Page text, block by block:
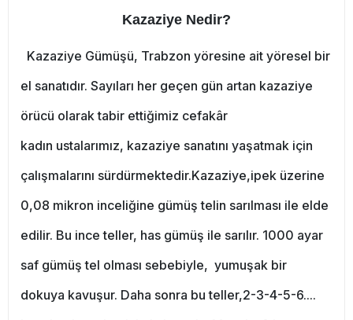
Kazaziye Nedir?
Kazaziye Gümüşü, Trabzon yöresine ait yöresel bir
el sanatıdır. Sayıları her geçen gün artan kazaziye
örücü olarak tabir ettiğimiz cefakâr
kadın ustalarımız, kazaziye sanatını yaşatmak için
çalışmalarını sürdürmektedir.Kazaziye,ipek üzerine
0,08 mikron inceliğine gümüş telin sarılması ile elde
edilir. Bu ince teller, has gümüş ile sarılır. 1000 ayar
saf gümüş tel olması sebebiyle, yumuşak bir
dokuya kavuşur. Daha sonra bu teller,2-3-4-5-6....